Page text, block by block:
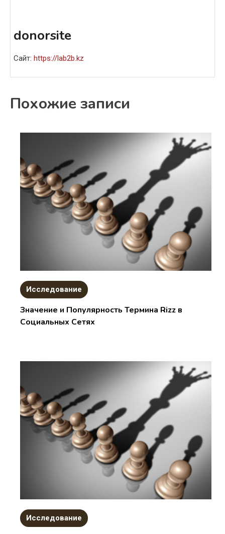
donorsite
Сайт: https://lab2b.kz
Похожие записи
Исследование
Значение и Популярность Термина Rizz в
Социальных Сетях
Исследование